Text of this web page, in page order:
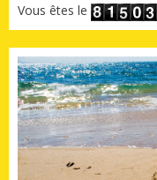
Vous êtes le